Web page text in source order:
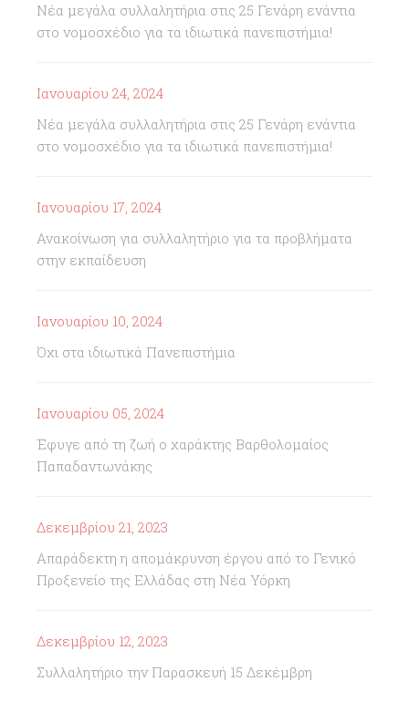
Νέα μεγάλα συλλαλητήρια στις 25 Γενάρη ενάντια
στο νομοσχέδιο για τα ιδιωτικά πανεπιστήμια!
Ιανουαρίου 24, 2024
Νέα μεγάλα συλλαλητήρια στις 25 Γενάρη ενάντια
στο νομοσχέδιο για τα ιδιωτικά πανεπιστήμια!
Ιανουαρίου 17, 2024
Ανακοίνωση για συλλαλητήριο για τα προβλήματα
στην εκπαίδευση
Ιανουαρίου 10, 2024
Όχι στα ιδιωτικά Πανεπιστήμια
Ιανουαρίου 05, 2024
Έφυγε από τη ζωή ο χαράκτης Βαρθολομαίος
Παπαδαντωνάκης
Δεκεμβρίου 21, 2023
Απαράδεκτη η απομάκρυνση έργου από το Γενικό
Προξενείο της Ελλάδας στη Νέα Υόρκη
Δεκεμβρίου 12, 2023
Συλλαλητήριο την Παρασκευή 15 Δεκέμβρη